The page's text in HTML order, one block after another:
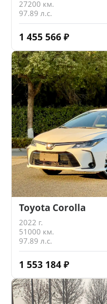
27200 км.
97.89 л.с.
1 455 566 ₽
Toyota Corolla
2022 г.
51000 км.
97.89 л.с.
1 553 184 ₽